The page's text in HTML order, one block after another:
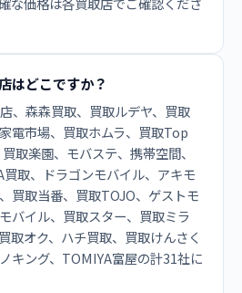
はどこですか？
、森森買取、買取ルデヤ、買取
電市場、買取ホムラ、買取Top
取楽園、モバステ、携帯空間、
取、ドラゴンモバイル、アキモ
買取当番、買取TOJO、ゲストモ
バイル、買取スター、買取ミラ
取オク、ハチ買取、買取けんさく
キング、TOMIYA富屋の計31社に